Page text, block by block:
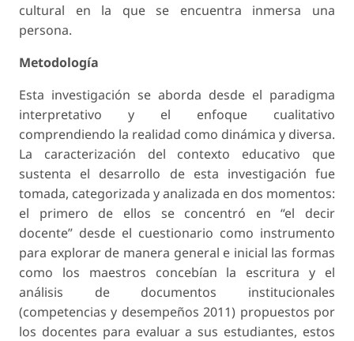
cultural en la que se encuentra inmersa una
persona.
Metodología
Esta investigación se aborda desde el paradigma
interpretativo y el enfoque cualitativo
comprendiendo la realidad como dinámica y diversa.
La caracterización del contexto educativo que
sustenta el desarrollo de esta investigación fue
tomada, categorizada y analizada en dos momentos:
el primero de ellos se concentró en “el decir
docente” desde el cuestionario como instrumento
para explorar de manera general e inicial las formas
como los maestros concebían la escritura y el
análisis de documentos institucionales
(competencias y desempeños 2011) propuestos por
los docentes para evaluar a sus estudiantes, estos